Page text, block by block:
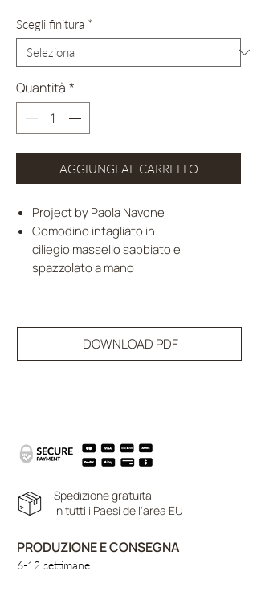
Scegli finitura *
Quantità *
AGGIUNGI AL CARRELLO
Project by Paola Navone
Comodino intagliato in
ciliegio massello sabbiato e
spazzolato a mano
DOWNLOAD PDF
Spedizione gratuita
in tutti i Paesi dell'area EU
PRODUZIONE E CONSEGNA
6-12 settimane